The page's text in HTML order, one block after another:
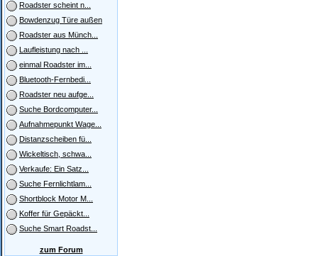
Roadster scheint n...
Bowdenzug Türe außen
Roadster aus Münch...
Laufleistung nach ...
einmal Roadster im...
Bluetooth-Fernbedi...
Roadster neu aufge...
Suche Bordcomputer...
Aufnahmepunkt Wage...
Distanzscheiben fü...
Wickeltisch, schwa...
Verkaufe: Ein Satz...
Suche Fernlichtlam...
Shortblock Motor M...
Koffer für Gepäckt...
Suche Smart Roadst...
zum Forum